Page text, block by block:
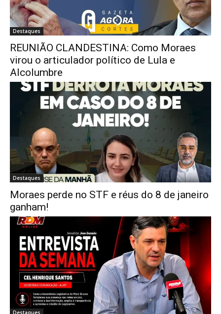
Destaques
REUNIÃO CLANDESTINA: Como Moraes
virou o articulador político de Lula e
Alcolumbre
Destaques
Moraes perde no STF e réus do 8 de janeiro
ganham!
Destaques